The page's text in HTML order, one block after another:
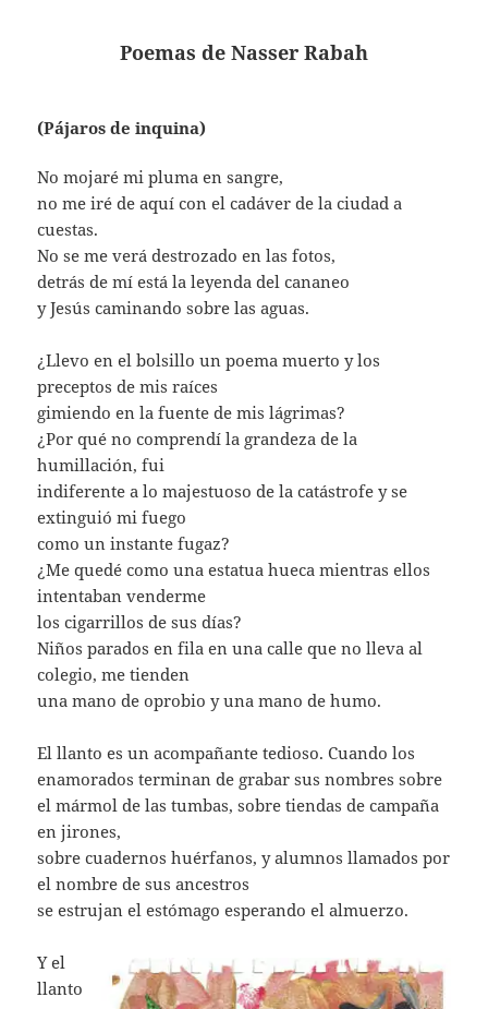
Poemas de Nasser Rabah
(Pájaros de inquina)
No mojaré mi pluma en sangre,
no me iré de aquí con el cadáver de la ciudad a
cuestas.
No se me verá destrozado en las fotos,
detrás de mí está la leyenda del cananeo
y Jesús caminando sobre las aguas.
¿Llevo en el bolsillo un poema muerto y los
preceptos de mis raíces
gimiendo en la fuente de mis lágrimas?
¿Por qué no comprendí la grandeza de la
humillación, fui
indiferente a lo majestuoso de la catástrofe y se
extinguió mi fuego
como un instante fugaz?
¿Me quedé como una estatua hueca mientras ellos
intentaban venderme
los cigarrillos de sus días?
Niños parados en fila en una calle que no lleva al
colegio, me tienden
una mano de oprobio y una mano de humo.
El llanto es un acompañante tedioso. Cuando los
enamorados terminan de grabar sus nombres sobre
el mármol de las tumbas, sobre tiendas de campaña
en jirones,
sobre cuadernos huérfanos, y alumnos llamados por
el nombre de sus ancestros
se estrujan el estómago esperando el almuerzo.
Y el
llanto